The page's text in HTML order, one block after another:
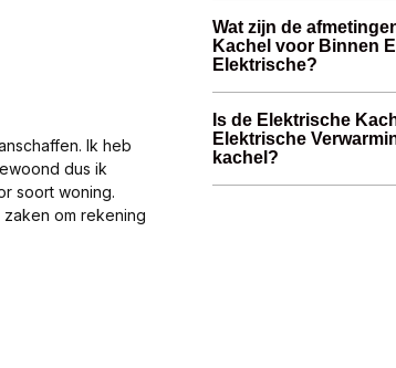
Ik heb
dus ik
soort woning.
om rekening
Wat zijn de
Kachel voor Binnen
Elektrische?
Is de Elektrische
Elektrische
kachel?